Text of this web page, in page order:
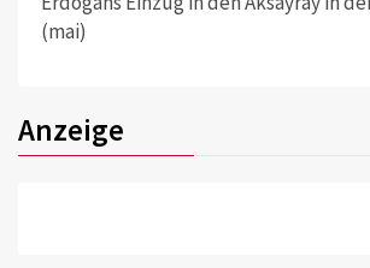
(mai)
Anzeige